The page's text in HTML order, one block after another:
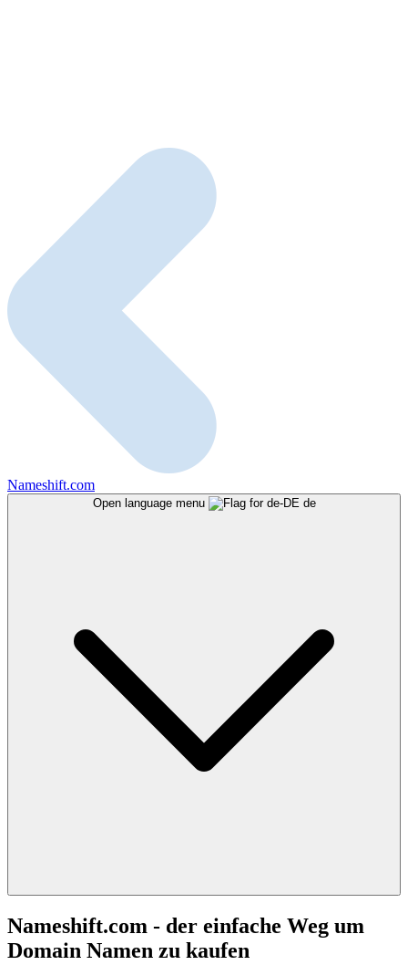
Nameshift.com
Open language menu de
Nameshift.com - der einfache Weg um
Domain Namen zu kaufen